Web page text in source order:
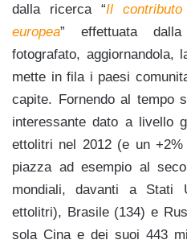
dalla ricerca “Il contributo
europea” effettuata
fotografato, aggiornandola,
mette in fila i paesi
capite. Fornendo al tempo
interessante dato a livello
ettolitri nel 2012 (e un
piazza ad esempio al
mondiali, davanti a Stati
ettolitri), Brasile (134) e
sola Cina e dei suoi 443